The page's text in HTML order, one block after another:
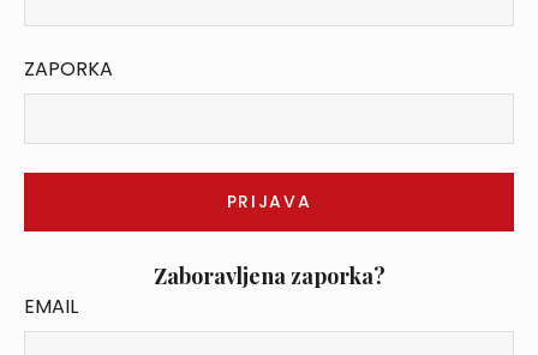
ZAPORKA
Zaboravljena zaporka?
EMAIL